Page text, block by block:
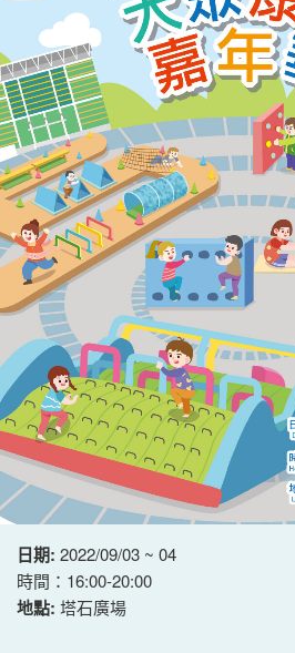
日期: 2022/09/03 ~ 04
時間：16:00-20:00
地點: 塔石廣場